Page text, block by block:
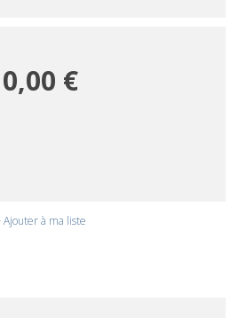
0,00 €
Ajouter à ma liste